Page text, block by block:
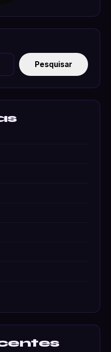
Pesquisar